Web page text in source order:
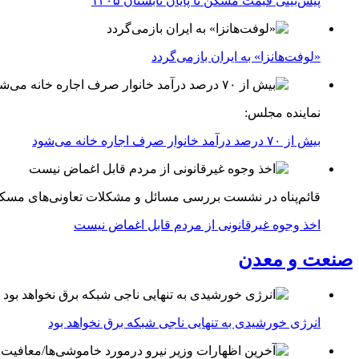
«لوفت‌هانزا» به ایران بازمی‌گردد
نماینده مجلس:
بیش از ۷۰ درصد درآمد خانوار صرف اجاره خانه می‌شود
قائم‌پناه در نشست بررسی مسائل و مشکلات تعاونی‌های
اخذ وجوه غیرقانونی از مردم قابل اغماض نیست
صنعت و معدن
انرژی خورشیدی به تنهایی ناجی شبکه برق نخواهد بود